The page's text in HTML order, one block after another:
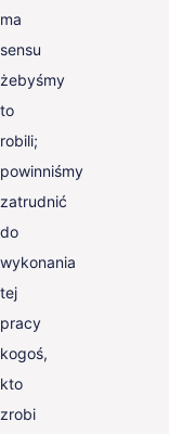
ma
sensu
żebyśmy
to
robili;
powinniśmy
zatrudnić
do
wykonania
tej
pracy
kogoś,
kto
zrobi